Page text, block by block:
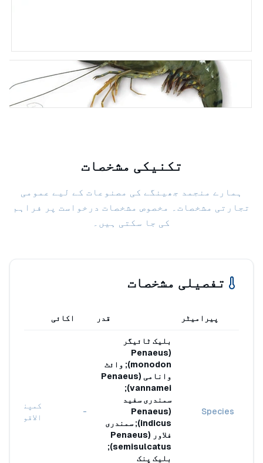
تکنیکی مشخصات
ہمارے منجمد جھینگے کی مصنوعات کے لیے عمومی
تجارتی مشخصات۔ مخصوص مشخصات درخواست پر فراہم
کی جا سکتی ہیں۔
تفصیلی مشخصات
پیرامیٹر قدر اکائی
Species
بلیک ٹائیگر
(Penaeus
monodon); وائٹ
وانامی (Penaeus
vannamei);
سمندری سفید
(Penaeus
indicus); سمندری
فلاور (Penaeus
semisulcatus);
بلیک پنک
-
کمپنی/بین
الاقوامی